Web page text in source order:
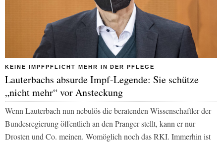
KEINE IMPFPFLICHT MEHR IN DER PFLEGE
Lauterbachs absurde Impf-Legende: Sie schütze
„nicht mehr“ vor Ansteckung
Wenn Lauterbach nun nebulös die beratenden Wissenschaftler der
Bundesregierung öffentlich an den Pranger stellt, kann er nur
Drosten und Co. meinen. Womöglich noch das RKI. Immerhin ist